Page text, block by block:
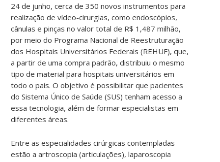
24 de junho, cerca de 350 novos instrumentos para
realização de vídeo-cirurgias, como endoscópios,
cânulas e pinças no valor total de R$ 1,487 milhão,
por meio do Programa Nacional de Reestruturação
dos Hospitais Universitários Federais (REHUF), que,
a partir de uma compra padrão, distribuiu o mesmo
tipo de material para hospitais universitários em
todo o país. O objetivo é possibilitar que pacientes
do Sistema Único de Saúde (SUS) tenham acesso a
essa tecnologia, além de formar especialistas em
diferentes áreas.
Entre as especialidades cirúrgicas contempladas
estão a artroscopia (articulações), laparoscopia